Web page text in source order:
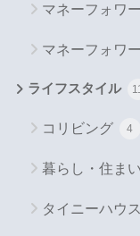
マネーフォワ
マネーフォワ
ライフスタイル 11
コリビング 4
暮らし・住まい
タイニーハウ